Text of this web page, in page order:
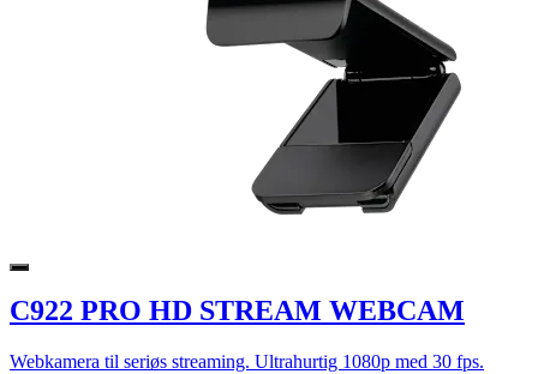
C922 PRO HD STREAM WEBCAM
Webkamera til seriøs streaming. Ultrahurtig 1080p med 30 fps.